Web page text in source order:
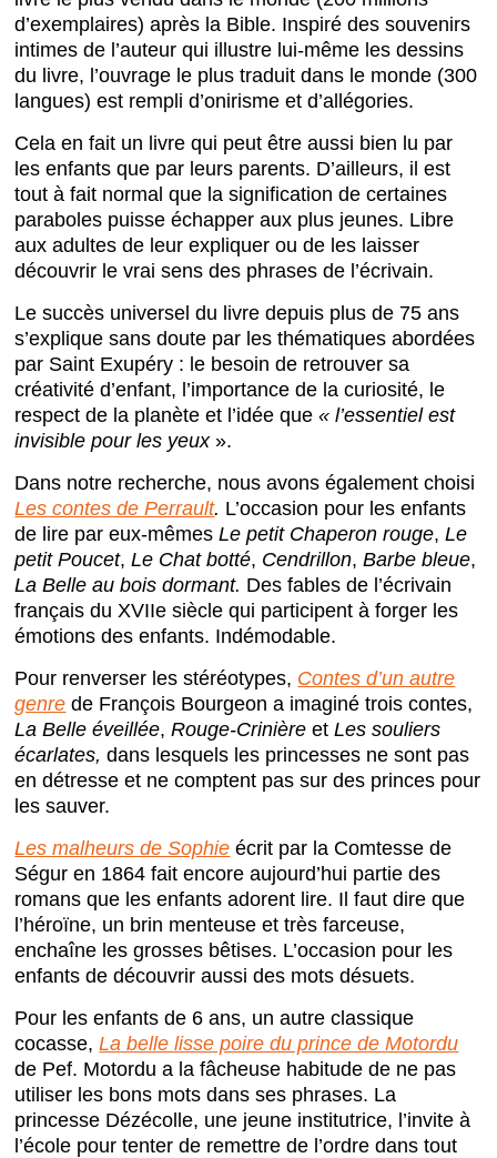
d’exemplaires) après la Bible. Inspiré des souvenirs
intimes de l’auteur qui illustre lui-même les dessins
du livre, l’ouvrage le plus traduit dans le monde (300
langues) est rempli d’onirisme et d’allégories.
Cela en fait un livre qui peut être aussi bien lu par
les enfants que par leurs parents. D’ailleurs, il est
tout à fait normal que la signification de certaines
paraboles puisse échapper aux plus jeunes. Libre
aux adultes de leur expliquer ou de les laisser
découvrir le vrai sens des phrases de l’écrivain.
Le succès universel du livre depuis plus de 75 ans
s’explique sans doute par les thématiques abordées
par Saint Exupéry : le besoin de retrouver sa
créativité d’enfant, l’importance de la curiosité, le
respect de la planète et l’idée que« l’essentiel est
invisible pour les yeux».
Dans notre recherche, nous avons également choisi
Les contes de Perrault. L’occasion pour les enfants
de lire par eux-mêmesLe petit Chaperon rouge,Le
petit Poucet,Le Chat botté, Cendrillon,Barbe bleue,
La Belle au bois dormant. Des fables de l’écrivain
français du XVIIe siècle qui participent à forger les
émotions des enfants. Indémodable.
Pour renverser les stéréotypes, Contes d’un autre
genre de François Bourgeon a imaginé trois contes,
La Belle éveillée,Rouge-Crinière etLes souliers
écarlates,dans lesquels les princesses ne sont pas
en détresse et ne comptent pas sur des princes pour
les sauver.
Les malheurs de Sophie écrit par la Comtesse de
Ségur en 1864 fait encore aujourd’hui partie des
romans que les enfants adorent lire. Il faut dire que
l’héroïne, un brin menteuse et très farceuse,
enchaîne les grosses bêtises. L’occasion pour les
enfants de découvrir aussi des mots désuets.
Pour les enfants de 6 ans, un autre classique
cocasse,La belle lisse poire du prince de Motordu
de Pef. Motordu a la fâcheuse habitude de ne pas
utiliser les bons mots dans ses phrases. La
princesse Dézécolle, une jeune institutrice, l’invite à
l’école pour tenter de remettre de l’ordre dans tout